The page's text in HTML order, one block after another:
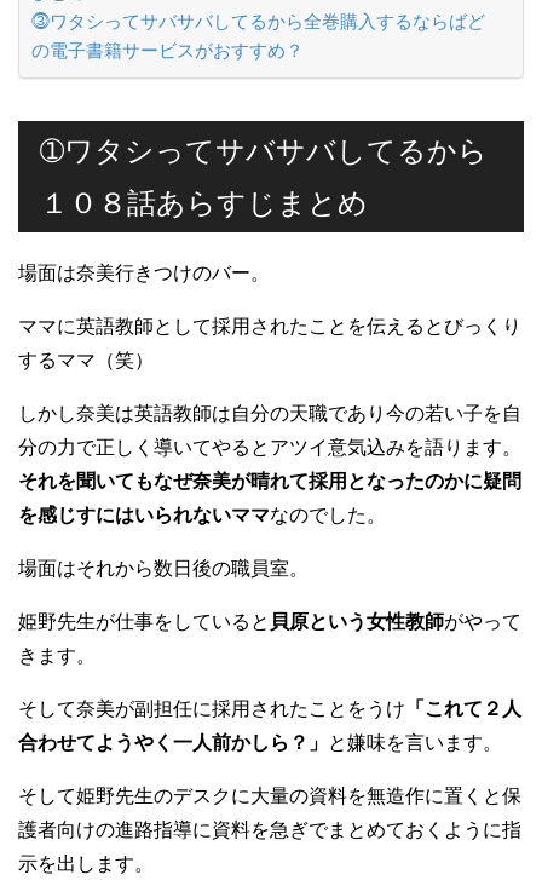
⓷ワタシってサバサバしてるから全巻購入するならばど
の電子書籍サービスがおすすめ？
➀ワタシってサバサバしてるから
１０８話あらすじまとめ
場面は奈美行きつけのバー。
ママに英語教師として採用されたことを伝えるとびっくり
するママ（笑）
しかし奈美は英語教師は自分の天職であり今の若い子を自
分の力で正しく導いてやるとアツイ意気込みを語ります。
それを聞いてもなぜ奈美が晴れて採用となったのかに疑問
を感じすにはいられないママなのでした。
場面はそれから数日後の職員室。
姫野先生が仕事をしていると 貝原という女性教師がやって
きます。
そして奈美が副担任に採用されたことをうけ 「これて２人
合わせてようやく一人前かしら？」 と嫌味を言います。
そして姫野先生のデスクに大量の資料を無造作に置くと保
護者向けの進路指導に資料を急ぎでまとめておくように指
示を出します。